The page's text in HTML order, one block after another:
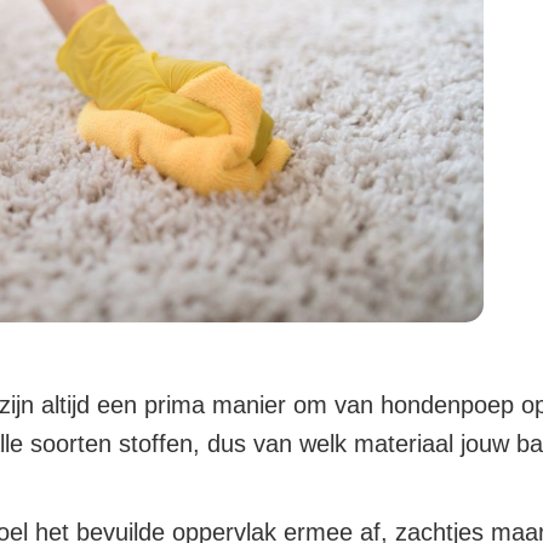
altijd een prima manier om van hondenpoep
soorten stoffen, dus van welk materiaal jouw
het bevuilde oppervlak ermee af, zachtjes